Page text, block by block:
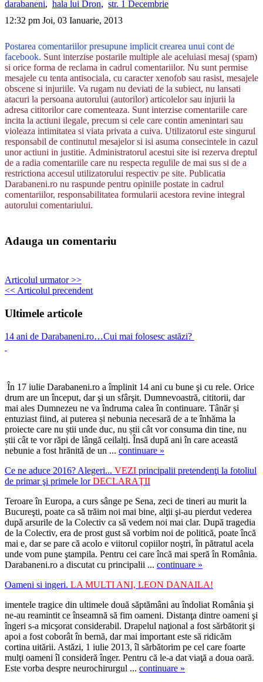
darabaneni, hala lui Dron, str. 1 Decembrie
12:32 pm Joi, 03 Ianuarie, 2013
Postarea comentariilor presupune implicit crearea unui cont de
facebook. Sunt interzise postarile multiple ale aceluiasi mesaj (spam)
si orice forma de reclama in cadrul comentariilor. Nu sunt permise
mesajele cu tenta antisociala, cu caracter xenofob sau rasist, mesajele
obscene si injuriile. Va rugam nu deviati de la subiect, nu lansati
atacuri la persoana autorului (autorilor) articolelor sau injurii la
adresa cititorilor care comenteaza. Sunt interzise comentariile care
incita la actiuni ilegale, precum si cele care contin amenintari sau
violeaza intimitatea si viata privata a cuiva. Utilizatorul este singurul
responsabil de continutul mesajelor si isi asuma consecintele in cazul
unor actiuni in justitie. Administratorul acestui site isi rezerva dreptul
de a radia comentariile care nu respecta regulile de mai sus si de a
restrictiona accesul utilizatorului respectiv pe site. Publicatia
Darabaneni.ro nu raspunde pentru opiniile postate in cadrul
comentariilor, responsabilitatea formularii acestora revine integral
autorului comentariului.
Adauga un comentariu
Articolul urmator >>
<< Articolul precendent
Ultimele articole
14 ani de Darabaneni.ro…Cui mai folosesc astăzi?
În 17 iulie Darabaneni.ro a împlinit 14 ani cu bune şi cu rele. Orice
drum are un început, dar şi un sfârşit. Dumnevoastră, cititorii, dar
mai ales Dumnezeu ne va îndruma calea în continuare. Tânăr și
entuziast fiind, ai puterea și nebunia necesară de a te înhăma la
proiecte care nu știi unde duc, nu știi cât vor consuma din tine, nu
știi cât te vor răpi de lângă ceilalți. Însă după ani în care această
nebunie a fost hrănită de un ... continuare »
Ce ne aduce 2016? Alegeri... VEZI principalii pretendenţi la fotoliul
de primar şi primele lorDECLARAŢII
Teroare în Europa, a curs sânge pe Sena, zeci de tineri au murit la
Bucureşti, poate ca să trăim noi mai bine, alţii şi-au pierdut vederea
după arsurile de la Colectiv ca să vedem noi mai clar. După tragedia
de la Colectiv, era de prost gust să vorbim noi de politică, poate încă
mai e, dar se pare că acolo e viitorul copiilor noştri, în pătratul acela
unde vom pune ştampila. Pentru cei care încă mai speră în România.
Darabaneni.ro a discutat cu principalii ... continuare »
Oameni si ingeri. LA MULTI ANI, LEON DANAILA!
imentele tragice din ultimele două săptămâni au îndoliat România şi
ne-au reamintit ce înseamnă să fim oameni. Distanţa dintre oameni şi
îngeri s-a micşorat considerabil. Drapelul naţional a fost sărbătorit şi
apoi a fost coborât în bernă, dar mai important este să ridicăm
cortina uitării. Astăzi, 1 iulie 2013, îl sărbătorim pe cel care foarte
mulţi oameni îl consideră înger. Pentru că le-a dat viaţă a doua oară.
Este vorba despre neurochirurgul ... continuare »